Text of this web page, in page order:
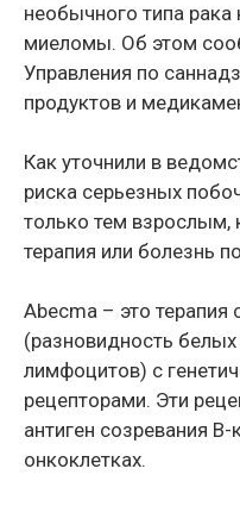
необычного типа
миеломы. Об этом
Управления по
продуктов и
Как уточнили в
риска серьезных
только тем взрослым,
терапия или болезнь
Abecma – это терапия
(разновидность
лимфоцитов) с
рецепторами. Эти
антиген созревания
онкоклетках.